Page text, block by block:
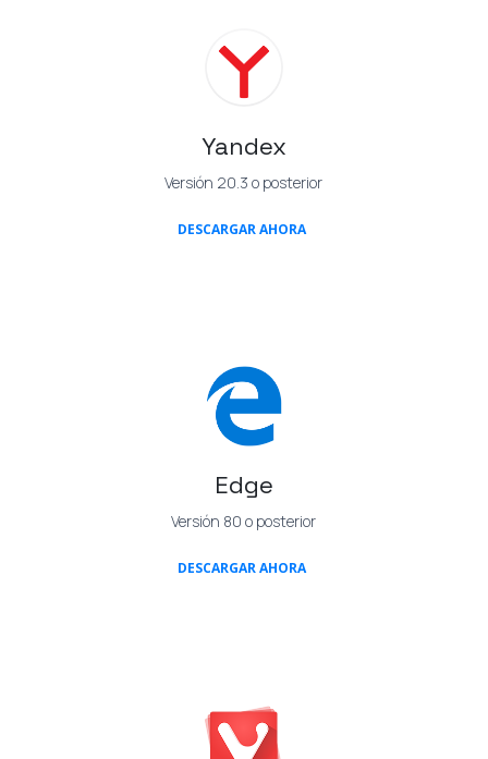
Yandex
Versión 20.3 o posterior
DESCARGAR AHORA
Edge
Versión 80 o posterior
DESCARGAR AHORA